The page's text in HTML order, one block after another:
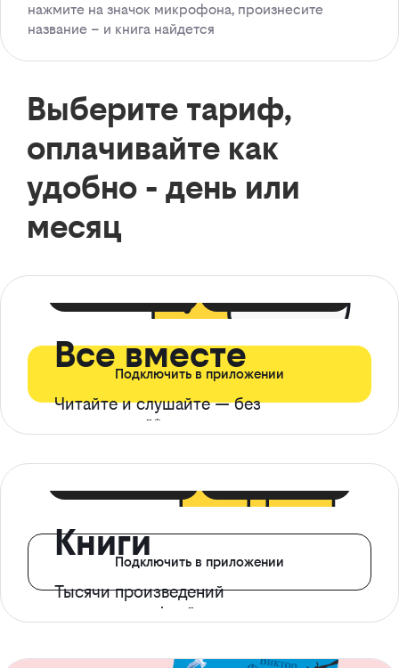
нажмите на значок микрофона, произнесите
название – и книга найдется
Выберите тариф,
оплачивайте как
удобно - день или
месяц
Все вместе
Читайте и слушайте — без
ограничений*
Подключить в приложении
Книги
Тысячи произведений
с доступом офлайн
Подключить в приложении